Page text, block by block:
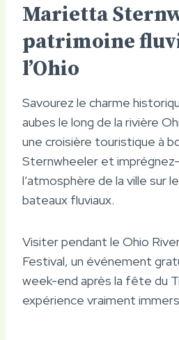
Marietta
patrimoine
l’Ohio
Savourez le charme
aubes le long de la rivière
une croisière touristique à
Sternwheeler et
l’atmosphère de la ville sur
bateaux fluviaux.
Visiter pendant le Ohio
Festival, un événement
week-end après la fête du
expérience vraiment